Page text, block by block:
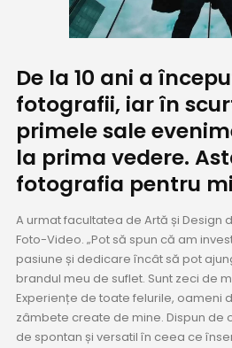
De la 10 ani a
fotografii, iar în
primele sale
la prima vedere.
fotografia pentru
A urmat facultatea de Artă și Design
Foto-Video. „Pot să spun că am
pasiune și dedicare încât să pot
brandul meu de suflet. Sunt zeci de
Experiențe de toate felurile, oameni
zâmbete create de mine. Dispun de
de spontan și versatil în ceea ce